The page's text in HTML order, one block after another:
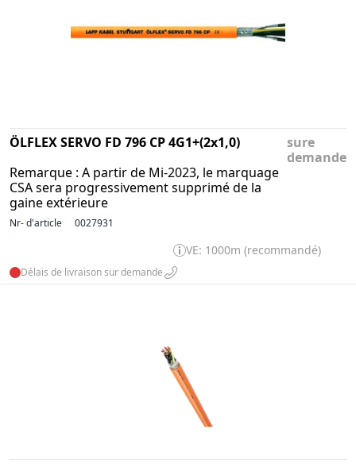
ÖLFLEX SERVO FD 796 CP 4G1+(2x1,0)
Remarque : A partir de Mi-2023, le marquage
CSA sera progressivement supprimé de la
gaine extérieure
sure
demande
Nr- d'article 0027931
VE: 1000m (recommandé)
Délais de livraison sur demande